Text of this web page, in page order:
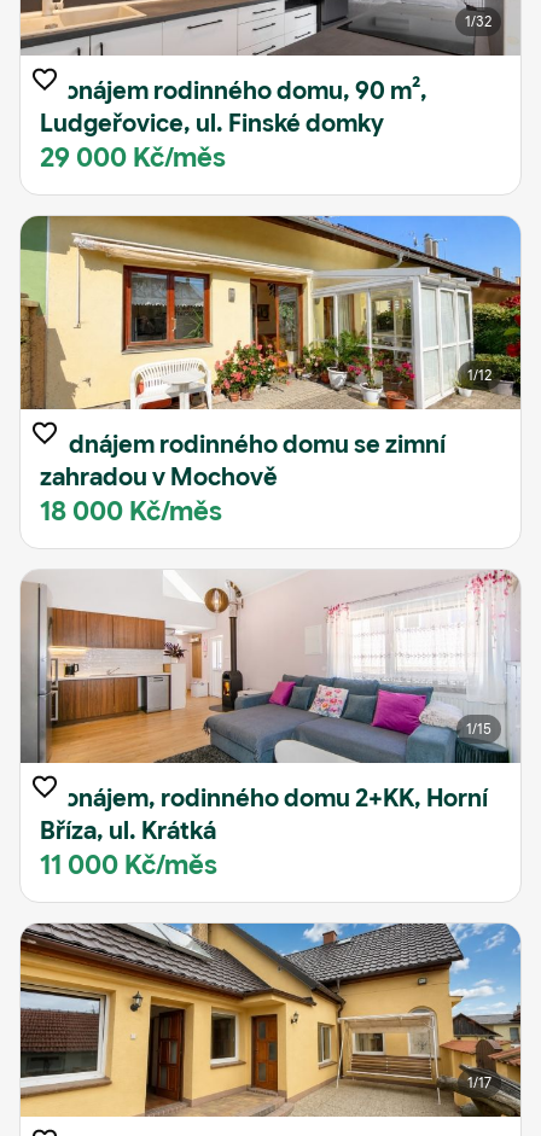
1/32
Pronájem rodinného domu, 90 m²,
Ludgeřovice, ul. Finské domky
29 000 Kč/měs
1/12
Podnájem rodinného domu se zimní
zahradou v Mochově
18 000 Kč/měs
1/15
Pronájem, rodinného domu 2+KK, Horní
Bříza, ul. Krátká
11 000 Kč/měs
1/17